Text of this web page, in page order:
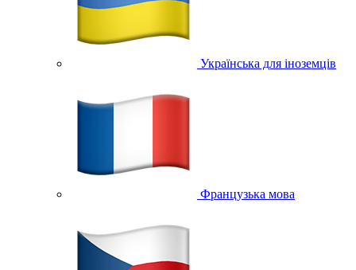
Українська для іноземців
Французька мова